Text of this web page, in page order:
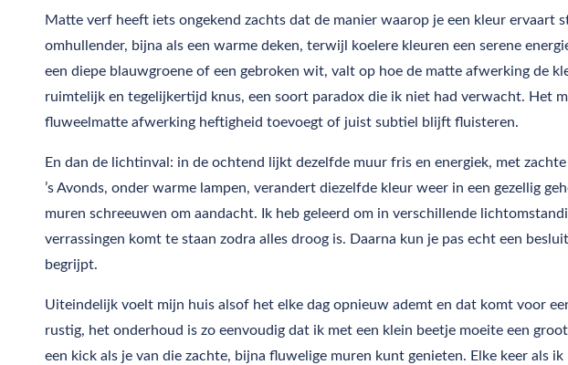
Matte verf heeft iets ongekend zachts dat de manier waarop je een kleur ervaart
omhullender, bijna als een warme deken, terwijl koelere kleuren een serene
een diepe blauwgroene of een gebroken wit, valt op hoe de matte afwerking de
ruimtelijk en tegelijkertijd knus, een soort paradox die ik niet had verwacht. Het
fluweelmatte afwerking heftigheid toevoegt of juist subtiel blijft fluisteren.
En dan de lichtinval: in de ochtend lijkt dezelfde muur fris en energiek, met
’s Avonds, onder warme lampen, verandert diezelfde kleur weer in een gezellig
muren schreeuwen om aandacht. Ik heb geleerd om in verschillende
verrassingen komt te staan zodra alles droog is. Daarna kun je pas echt een
begrijpt.
Uiteindelijk voelt mijn huis alsof het elke dag opnieuw ademt en dat komt voor
rustig, het onderhoud is zo eenvoudig dat ik met een klein beetje moeite een
een kick als je van die zachte, bijna fluwelige muren kunt genieten. Elke keer als